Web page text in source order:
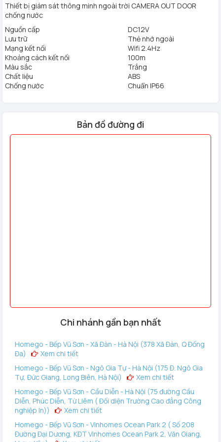
Thiết bị giám sát thông minh ngoài trời CAMERA OUT DOOR
chống nước
Nguồn cấp
DC12V
Lưu trữ
Thẻ nhớ ngoài
Mạng kết nối
Wifi 2.4Hz
Khoảng cách kết nối
100m
Màu sắc
Trắng
Chất liệu
ABS
Chống nước
Chuẩn IP66
Bản đồ đường đi
Chi nhánh gần bạn nhất
Homego - Bếp Vũ Sơn - Xã Đàn - Hà Nội (378 Xã Đàn, Q Đống
Đa)
Xem chi tiết
Homego - Bếp Vũ Sơn - Ngô Gia Tự - Hà Nội (175 Đ. Ngô Gia
Tự, Đức Giang, Long Biên, Hà Nội)
Xem chi tiết
Homego - Bếp Vũ Sơn - Cầu Diễn - Hà Nội (75 đường Cầu
Diễn, Phúc Diễn, Từ Liêm ( Đối diện Trường Cao đẳng Công
nghiệp In))
Xem chi tiết
Homego - Bếp Vũ Sơn - Vinhomes Ocean Park 2 ( Số 208
Đường Đại Dương, KĐT Vinhomes Ocean Park 2, Văn Giang,